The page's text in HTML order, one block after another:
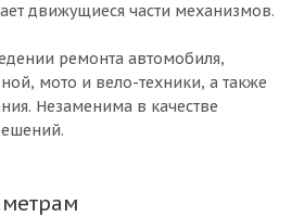
движущиеся части механизмов.
ремонта автомобиля,
мото и вело-техники, а также
Незаменима в качестве